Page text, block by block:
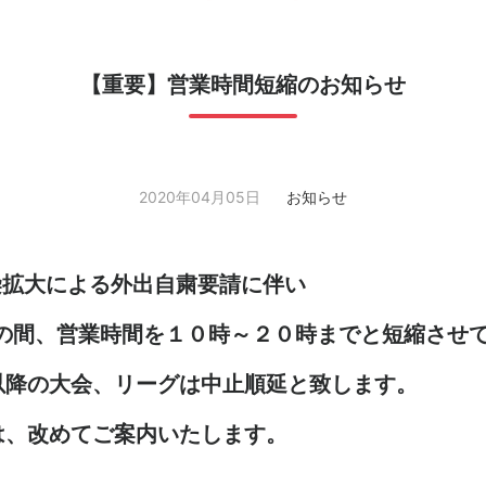
【重要】営業時間短縮のお知らせ
2020年04月05日 お知らせ
大による外出自粛要請に伴い
、営業時間を１０時～２０時までと短縮させ
の大会、リーグは中止順延と致します。
改めてご案内いたします。